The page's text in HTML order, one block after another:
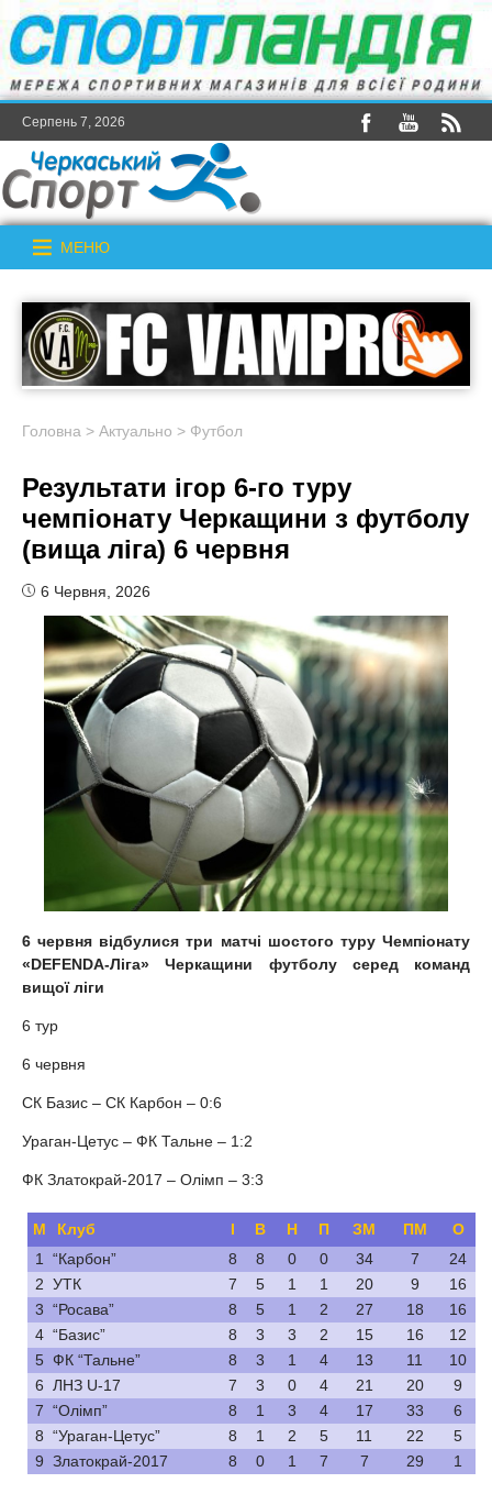
Серпень 7, 2026
МЕНЮ
Головна > Актуально > Футбол
Результати ігор 6-го туру
чемпіонату Черкащини з футболу
(вища ліга) 6 червня
6 Червня, 2026
6 червня відбулися три матчі шостого туру Чемпіонату
«DEFENDA-Ліга» Черкащини футболу серед команд
вищої ліги
6 тур
6 червня
СК Базис – СК Карбон – 0:6
Ураган-Цетус – ФК Тальне – 1:2
ФК Златокрай-2017 – Олімп – 3:3
М Клуб І В Н П ЗМ ПМ
О
1 “Карбон” 8 8 0 0 34 7
24
2 УТК 7 5 1 1 20 9
16
3 “Росава” 8 5 1 2 27 18
16
4 “Базис” 8 3 3 2 15 16
12
5 ФК “Тальне” 8 3 1 4 13 11
10
6 ЛНЗ U-17 7 3 0 4 21 20
9
7 “Олімп” 8 1 3 4 17 33
6
8 “Ураган-Цетус” 8 1 2 5 11 22
5
9 Златокрай-2017 8 0 1 7 7 29 1